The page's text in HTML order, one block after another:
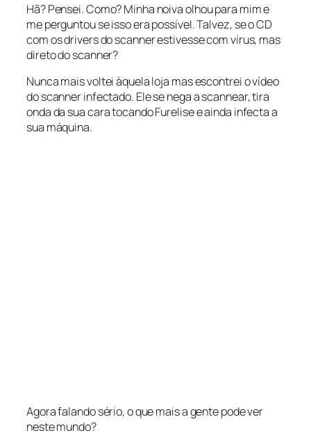
Hã? Pensei. Como? Minha noiva olhou para mim e
me perguntou se isso era possível. Talvez, se o CD
com os drivers do scanner estivesse com vírus, mas
direto do scanner?
Nunca mais voltei àquela loja mas escontrei o vídeo
do scanner infectado. Ele se nega a scannear, tira
onda da sua cara tocando Furelise e ainda infecta a
sua máquina.
Agora falando sério, o que mais a gente pode ver
neste mundo?